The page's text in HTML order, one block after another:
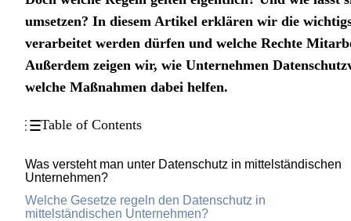
umsetzen? In diesem Artikel erklären wir die
verarbeitet werden dürfen und welche Rechte
Außerdem zeigen wir, wie Unternehmen
welche Maßnahmen dabei helfen.
Table of Contents
Was versteht man unter Datenschutz in mittelständischen
Unternehmen?
Welche Gesetze regeln den Datenschutz in
mittelständischen Unternehmen?